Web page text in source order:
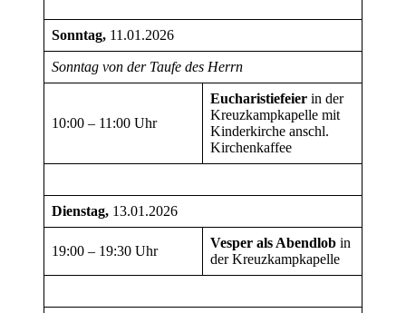
Sonntag, 11.01.2026
Sonntag von der Taufe des Herrn
10:00 – 11:00 Uhr
Eucharistiefeier in der
Kreuzkampkapelle mit
Kinderkirche anschl.
Kirchenkaffee
Dienstag, 13.01.2026
19:00 – 19:30 Uhr
Vesper als Abendlob in
der Kreuzkampkapelle